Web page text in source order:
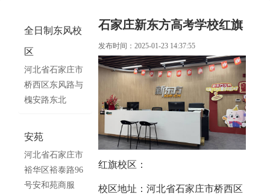
全日制东风校
区
河北省石家庄市
桥西区东风路与
槐安路东北
安苑
河北省石家庄市
裕华区裕泰路96
号安和苑商服
石家庄新东方高考学校红旗
发布时间：2025-01-23 14:37:55
红旗校区：
校区地址：河北省石家庄市桥西区